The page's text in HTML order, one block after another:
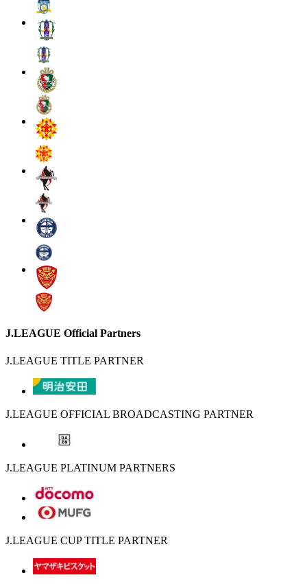
J.LEAGUE Official Partners
J.LEAGUE TITLE PARTNER
J.LEAGUE OFFICIAL BROADCASTING PARTNER
J.LEAGUE PLATINUM PARTNERS
J.LEAGUE CUP TITLE PARTNER